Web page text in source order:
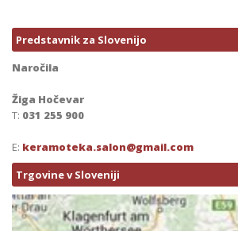
Predstavnik za Slovenijo
Naročila
Žiga Hočevar
T: 031 255 900
E: keramoteka.salon@gmail.com
Trgovine v Sloveniji